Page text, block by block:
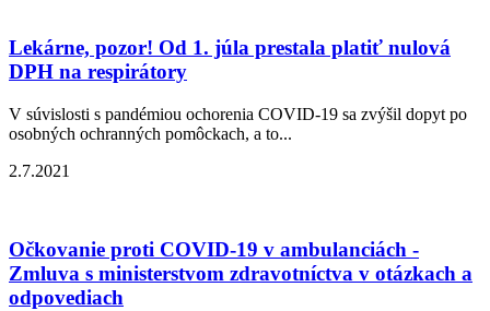
Lekárne, pozor! Od 1. júla prestala platiť nulová
DPH na respirátory
V súvislosti s pandémiou ochorenia COVID-19 sa zvýšil dopyt po
osobných ochranných pomôckach, a to...
2.7.2021
Očkovanie proti COVID-19 v ambulanciách -
Zmluva s ministerstvom zdravotníctva v otázkach a
odpovediach